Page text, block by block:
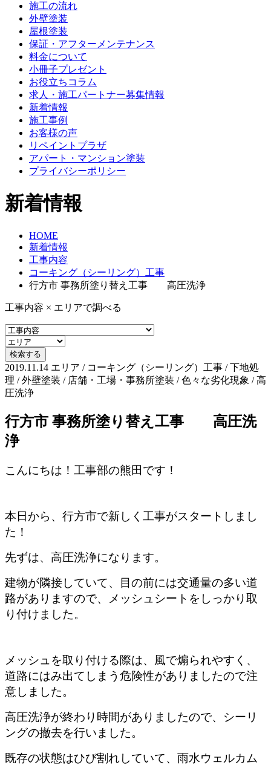
施工の流れ
外壁塗装
屋根塗装
保証・アフターメンテナンス
料金について
小冊子プレゼント
お役立ちコラム
求人・施工パートナー募集情報
新着情報
施工事例
お客様の声
リペイントプラザ
アパート・マンション塗装
プライバシーポリシー
新着情報
HOME
新着情報
工事内容
コーキング（シーリング）工事
行方市 事務所塗り替え工事 高圧洗浄
工事内容 × エリアで調べる
2019.11.14 エリア / コーキング（シーリング）工事 / 下地処
理 / 外壁塗装 / 店舗・工場・事務所塗装 / 色々な劣化現象 / 高
圧洗浄
行方市 事務所塗り替え工事 高圧洗
浄
こんにちは！工事部の熊田です！
本日から、行方市で新しく工事がスタートしまし
た！
先ずは、高圧洗浄になります。
建物が隣接していて、目の前には交通量の多い道
路がありますので、メッシュシートをしっかり取
り付けました。
メッシュを取り付ける際は、風で煽られやすく、
道路にはみ出てしまう危険性がありましたので注
意しました。
高圧洗浄が終わり時間がありましたので、シーリ
ングの撤去を行いました。
既存の状態はひび割れしていて、雨水ウェルカム